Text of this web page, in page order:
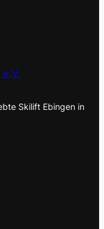
Skilift Ebingen in